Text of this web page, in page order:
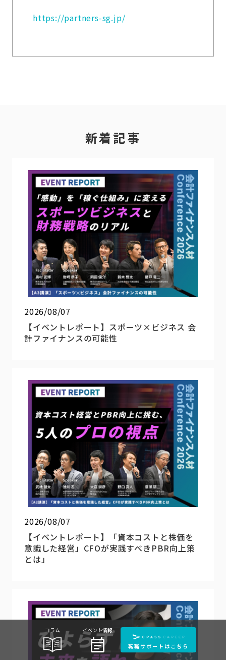
コラム イベント情報
event_note 転職サポートはこちら
https://partners-sg.jp/
新着記事
2026/08/07
【イベントレポート】スポーツ×ビジネス 会
計ファイナンスの可能性
2026/08/07
【イベントレポート】「資本コストと株価を
意識した経営」CFOが実践すべきPBR向上策
とは」